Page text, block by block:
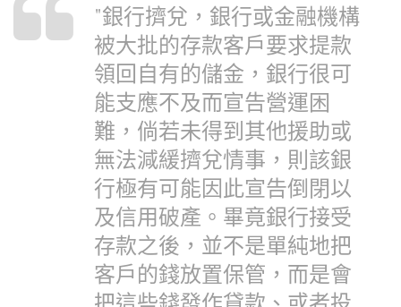
"銀行擠兌，銀行或金融機構
被大批的存款客戶要求提款
領回自有的儲金，銀行很可
能支應不及而宣告營運困
難，倘若未得到其他援助或
無法減緩擠兌情事，則該銀
行極有可能因此宣告倒閉以
及信用破產。畢竟銀行接受
存款之後，並不是單純地把
客戶的錢放置保管，而是會